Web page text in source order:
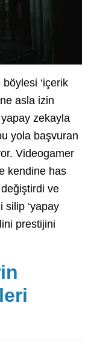
‘içerik
asla izin
zekayla
yola başvuran
Videogamer
kendine has
ve
silip ‘yapay
prestijini